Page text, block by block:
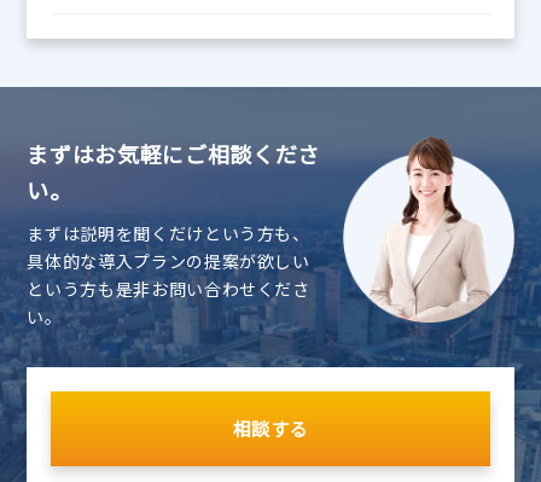
まずはお気軽にご相談くださ
い。
まずは説明を聞くだけという方も、
具体的な導入プランの提案が欲しい
という方も是非お問い合わせくださ
い。
相談する